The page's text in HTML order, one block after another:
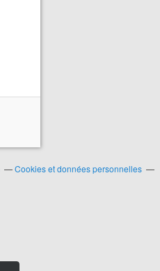
Cookies et données personnelles